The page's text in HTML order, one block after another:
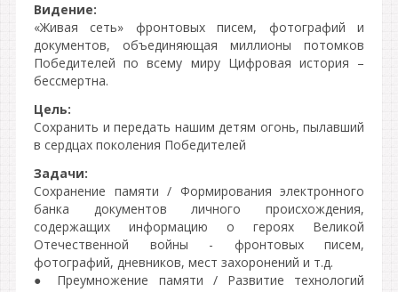
Видение:
«Живая сеть» фронтовых писем, фотографий и
документов, объединяющая миллионы потомков
Победителей по всему миру Цифровая история –
бессмертна.
Цель:
Сохранить и передать нашим детям огонь, пылавший
в сердцах поколения Победителей
Задачи:
Сохранение памяти / Формирования электронного
банка документов личного происхождения,
содержащих информацию о героях Великой
Отечественной войны - фронтовых писем,
фотографий, дневников, мест захоронений и т.д.
● Преумножение памяти / Развитие технологий